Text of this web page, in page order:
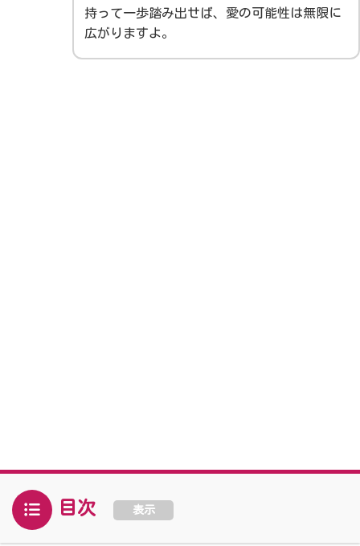
持って一歩踏み出せば、愛の可能性は無限に
広がりますよ。
目次 表示